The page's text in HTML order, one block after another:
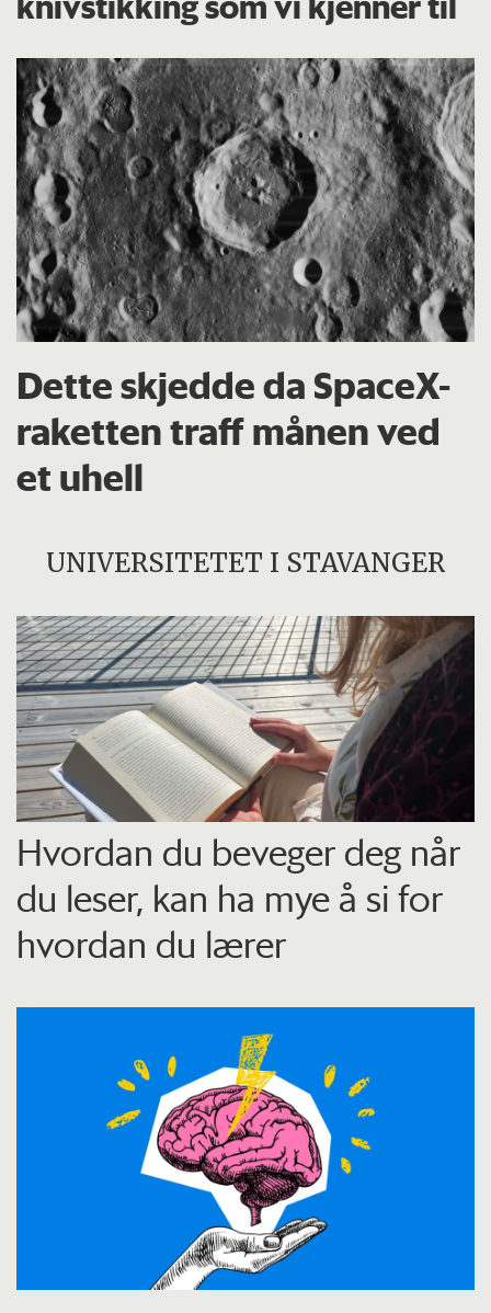
Dette skjedde da SpaceX-
raketten traff månen ved
et uhell
UNIVERSITETET I STAVANGER
Hvordan du beveger deg når
du leser, kan ha mye å si for
hvordan du lærer